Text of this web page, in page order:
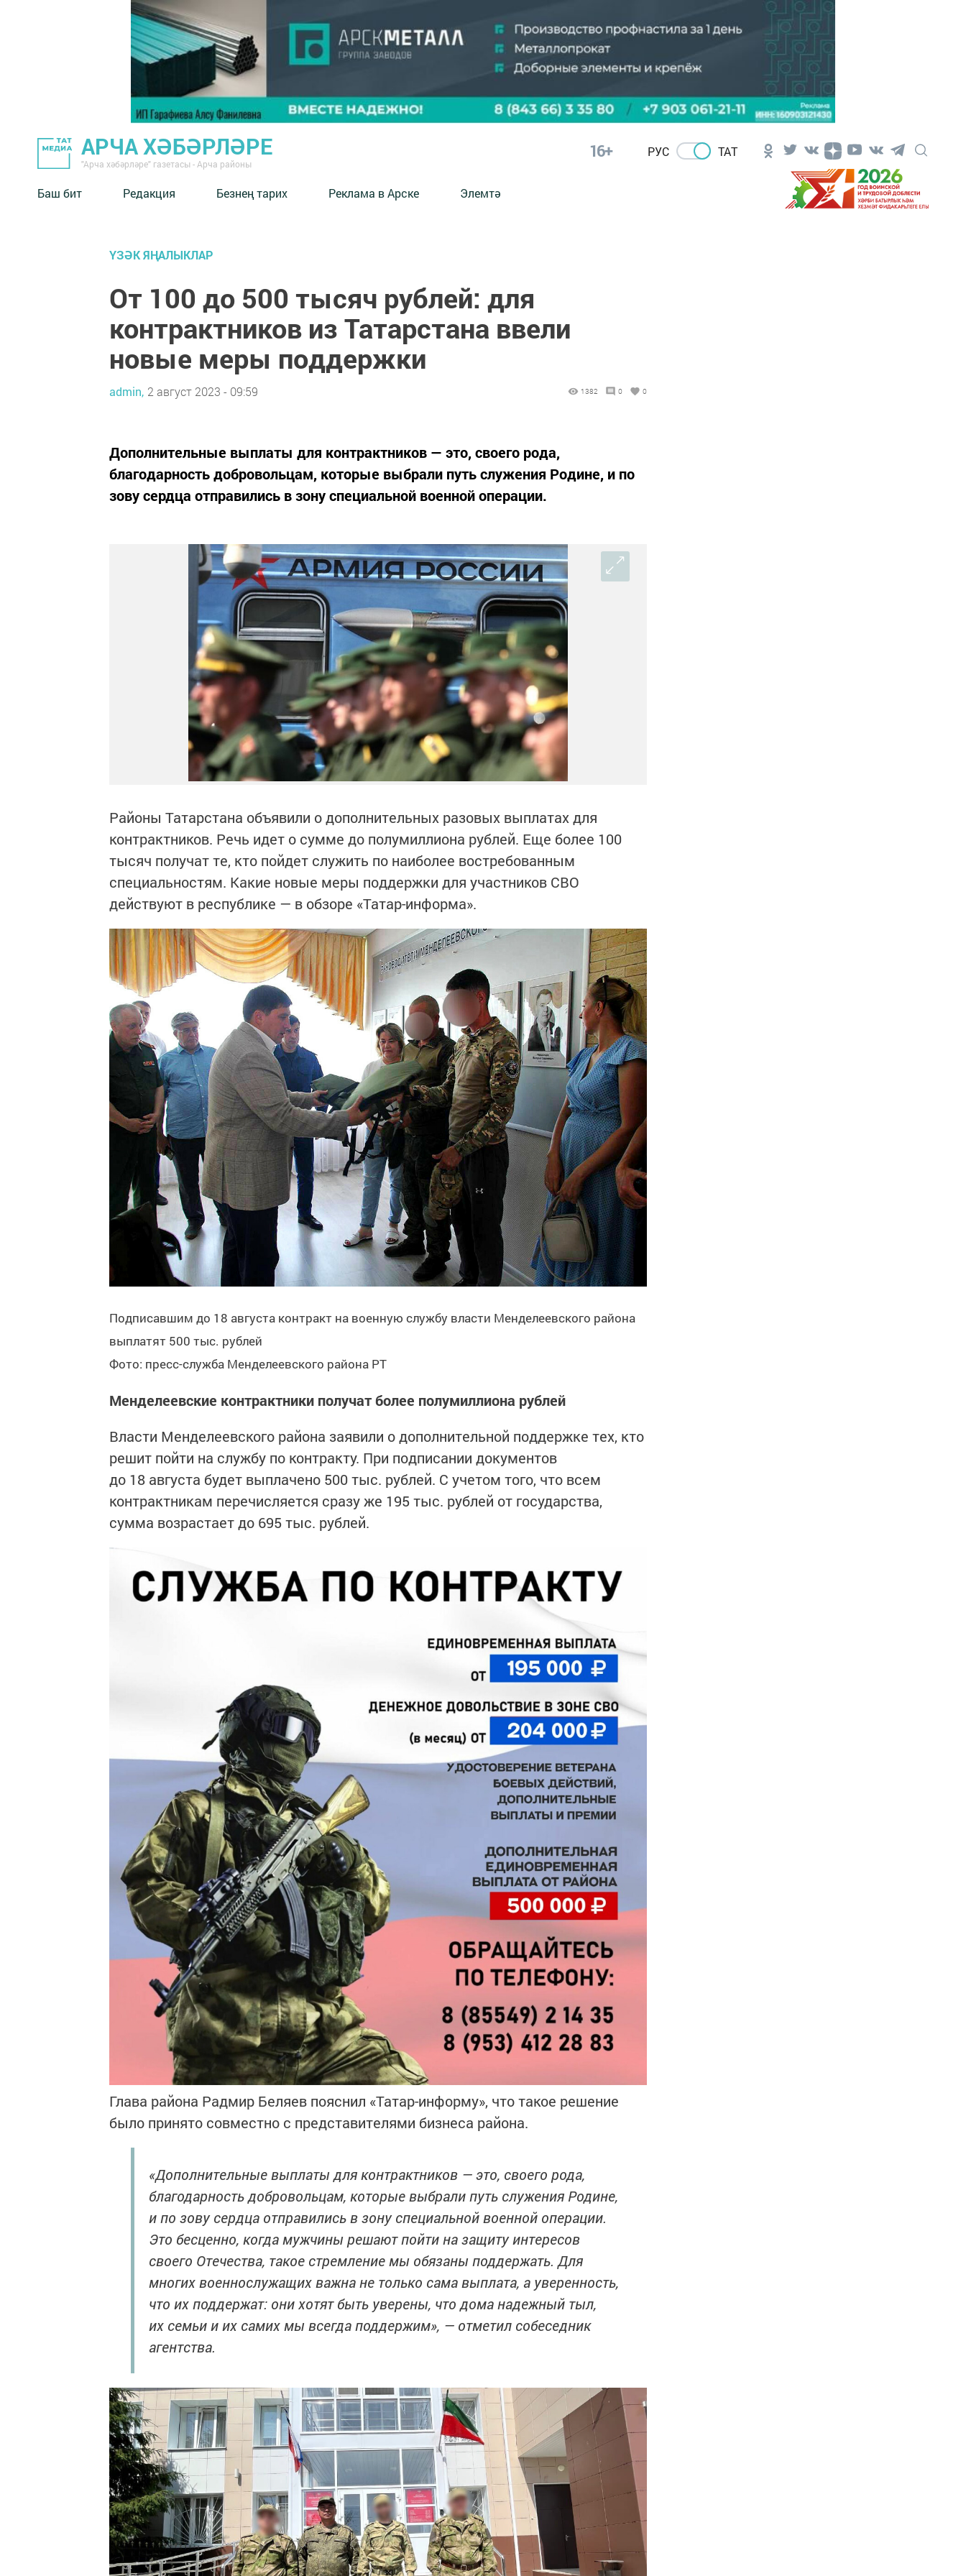
АРЧА ХӘБӘРЛӘРЕ
"Арча хәбәрләре" газетасы - Арча районы
16+ РУС ТАТ
Баш бит Редакция Безнең тарих Реклама в Арске Элемтә
ҮЗӘК ЯҢАЛЫКЛАР
От 100 до 500 тысяч рублей: для
контрактников из Татарстана ввели
новые меры поддержки
admin, 2 август 2023 - 09:59 1382 0 0
Дополнительные выплаты для контрактников — это, своего рода,
благодарность добровольцам, которые выбрали путь служения Родине, и по
зову сердца отправились в зону специальной военной операции.
Районы Татарстана объявили о дополнительных разовых выплатах для
контрактников. Речь идет о сумме до полумиллиона рублей. Еще более 100
тысяч получат те, кто пойдет служить по наиболее востребованным
специальностям. Какие новые меры поддержки для участников СВО
действуют в республике — в обзоре «Татар-информа».
Подписавшим до 18 августа контракт на военную службу власти Менделеевского района
выплатят 500 тыс. рублей
Фото: пресс-служба Менделеевского района РТ
Менделеевские контрактники получат более полумиллиона рублей
Власти Менделеевского района заявили о дополнительной поддержке тех, кто
решит пойти на службу по контракту. При подписании документов
до 18 августа будет выплачено 500 тыс. рублей. С учетом того, что всем
контрактникам перечисляется сразу же 195 тыс. рублей от государства,
сумма возрастает до 695 тыс. рублей.
Глава района Радмир Беляев пояснил «Татар-информу», что такое решение
было принято совместно с представителями бизнеса района.
«Дополнительные выплаты для контрактников — это, своего рода,
благодарность добровольцам, которые выбрали путь служения Родине,
и по зову сердца отправились в зону специальной военной операции.
Это бесценно, когда мужчины решают пойти на защиту интересов
своего Отечества, такое стремление мы обязаны поддержать. Для
многих военнослужащих важна не только сама выплата, а уверенность,
что их поддержат: они хотят быть уверены, что дома надежный тыл,
их семьи и их самих мы всегда поддержим», — отметил собеседник
агентства.